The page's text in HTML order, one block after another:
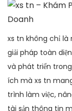
xs tn không chỉ là
giải pháp toàn
và phát triển trong
ích mà xs tn
trình làm việc,
tài sản thông tin